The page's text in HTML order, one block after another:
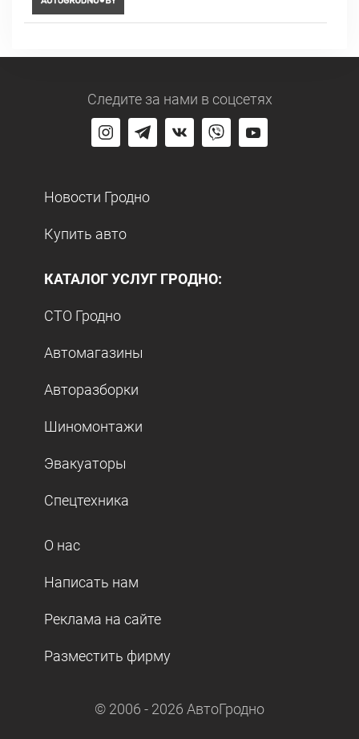
Следите за нами в соцсетях
Новости Гродно
Купить авто
КАТАЛОГ УСЛУГ ГРОДНО:
СТО Гродно
Автомагазины
Авторазборки
Шиномонтажи
Эвакуаторы
Спецтехника
О нас
Написать нам
Реклама на сайте
Разместить фирму
© 2006 - 2026 АвтоГродно